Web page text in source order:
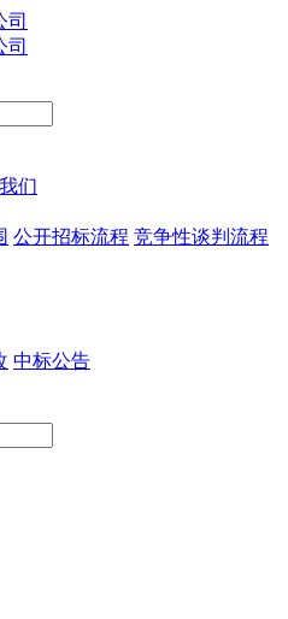
们
公开招标流程 竞争性谈判流程
中标公告